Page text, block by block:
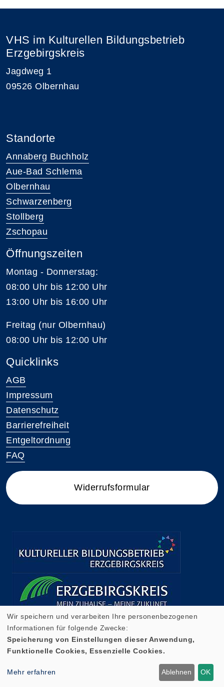
VHS im Kulturellen Bildungsbetrieb
Erzgebirgskreis
Jagdweg 1
09526 Olbernhau
Standorte
Annaberg Buchholz
Aue-Bad Schlema
Olbernhau
Schwarzenberg
Stollberg
Zschopau
Öffnungszeiten
Montag - Donnerstag:
08:00 Uhr bis 12:00 Uhr
13:00 Uhr bis 16:00 Uhr
Freitag (nur Olbernhau)
08:00 Uhr bis 12:00 Uhr
Quicklinks
AGB
Impressum
Datenschutz
Barrierefreiheit
Entgeltordnung
FAQ
Widerrufsformular
Cookie Einstellungen
Wir speichern und verarbeiten Ihre personenbezogenen
Informationen für folgende Zwecke:
Speicherung von Einstellungen dieser Anwendung,
Funktionelle Cookies, Essenzielle Cookies.
Mehr erfahren Ablehnen OK